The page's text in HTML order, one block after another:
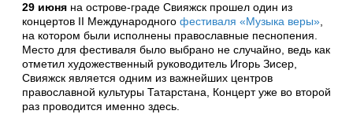
29 июня на острове-граде Свияжск прошел один из
концертов II Международного фестиваля «Музыка веры»
на котором были исполнены православные песнопения.
Место для фестиваля было выбрано не случайно, ведь как
отметил художественный руководитель Игорь Зисер,
Свияжск является одним из важнейших центров
православной культуры Татарстана, Концерт уже во второй
раз проводится именно здесь.